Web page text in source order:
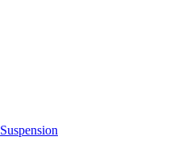
Suspension